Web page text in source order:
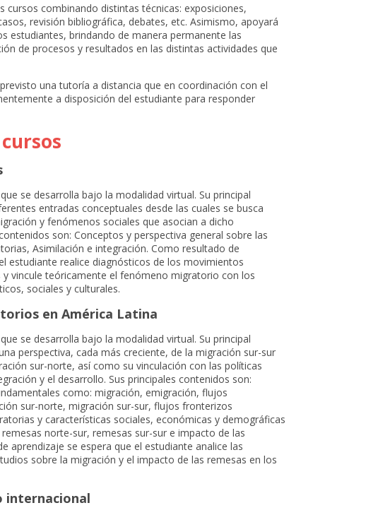
cursos combinando distintas técnicas: exposiciones,
revisión bibliográfica, debates, etc. Asimismo, apoyará
estudiantes, brindando de manera permanente las
de procesos y resultados en las distintas actividades que
una tutoría a distancia que en coordinación con el
a disposición del estudiante para responder
se desarrolla bajo la modalidad virtual. Su principal
entradas conceptuales desde las cuales se busca
y fenómenos sociales que asocian a dicho
son: Conceptos y perspectiva general sobre las
Asimilación e integración. Como resultado de
estudiante realice diagnósticos de los movimientos
vincule teóricamente el fenómeno migratorio con los
sociales y culturales.
en América Latina
se desarrolla bajo la modalidad virtual. Su principal
perspectiva, cada más creciente, de la migración sur-sur
sur-norte, así como su vinculación con las políticas
y el desarrollo. Sus principales contenidos son:
como: migración, emigración, flujos
sur-norte, migración sur-sur, flujos fronterizos
y características sociales, económicas y demográficas
norte-sur, remesas sur-sur e impacto de las
aprendizaje se espera que el estudiante analice las
sobre la migración y el impacto de las remesas en los
internacional